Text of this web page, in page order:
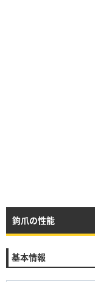
鉤爪の性能
基本情報